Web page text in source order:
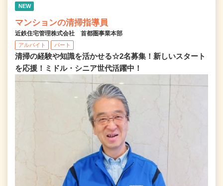
NEW
マンションの清掃指導員
近鉄住宅管理株式会社 首都圏事業本部
アルバイト パート
清掃の経験や知識を活かせる☆2名募集！新しいスタート
を応援！ミドル・シニア世代活躍中！